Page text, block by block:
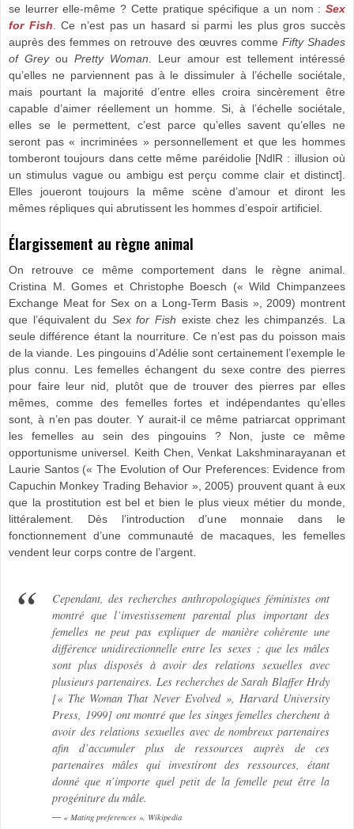
se leurrer elle-même ? Cette pratique spécifique a un nom : Sex
for Fish. Ce n’est pas un hasard si parmi les plus gros succès
auprès des femmes on retrouve des œuvres comme Fifty Shades
of Greyou Pretty Woman. Leur amour est tellement intéressé
qu’elles ne parviennent pas à le dissimuler à l’échelle sociétale,
mais pourtant la majorité d’entre elles croira sincèrement être
capable d’aimer réellement un homme. Si, à l’échelle sociétale,
elles se le permettent, c’est parce qu’elles savent qu’elles ne
seront pas « incriminées » personnellement et que les hommes
tomberont toujours dans cette même paréidolie [NdlR : illusion où
un stimulus vague ou ambigu est perçu comme clair et distinct].
Elles joueront toujours la même scène d’amour et diront les
mêmes répliques qui abrutissent les hommes d’espoir artificiel.
Élargissement au règne animal
On retrouve ce même comportement dans le règne animal.
Cristina M. Gomes et Christophe Boesch (« Wild Chimpanzees
Exchange Meat for Sex on a Long-Term Basis », 2009) montrent
que l’équivalent du Sex for Fish existe chez les chimpanzés. La
seule différence étant la nourriture. Ce n’est pas du poisson mais
de la viande. Les pingouins d’Adélie sont certainement l’exemple le
plus connu. Les femelles échangent du sexe contre des pierres
pour faire leur nid, plutôt que de trouver des pierres par elles
mêmes, comme des femelles fortes et indépendantes qu’elles
sont, à n’en pas douter. Y aurait-il ce même patriarcat opprimant
les femelles au sein des pingouins ? Non, juste ce même
opportunisme universel. Keith Chen, Venkat Lakshminarayanan et
Laurie Santos (« The Evolution of Our Preferences: Evidence from
Capuchin Monkey Trading Behavior », 2005) prouvent quant à eux
que la prostitution est bel et bien le plus vieux métier du monde,
littéralement. Dès l’introduction d’une monnaie dans le
fonctionnement d’une communauté de macaques, les femelles
vendent leur corps contre de l’argent.
Cependant, des recherches anthropologiques féministes ont
montré que l’investissement parental plus important des
femelles ne peut pas expliquer de manière cohérente une
différence unidirectionnelle entre les sexes : que les mâles
sont plus disposés à avoir des relations sexuelles avec
plusieurs partenaires. Les recherches de Sarah Blaffer Hrdy
[« The Woman That Never Evolved », Harvard University
Press, 1999] ont montré que les singes femelles cherchent à
avoir des relations sexuelles avec de nombreux partenaires
afin d’accumuler plus de ressources auprès de ces
partenaires mâles qui investiront des ressources, étant
donné que n’importe quel petit de la femelle peut être la
progéniture du mâle.
« Mating preferences », Wikipedia